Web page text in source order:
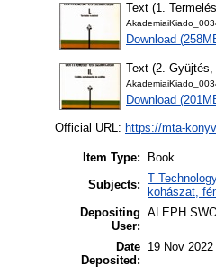
Text (1.
Download
Text (2.
Download
Official URL: https://mta-
Item Type:
Book
Subjects: T
kohászat,
Depositing
User:
ALEPH
Date
Deposited:
19 Nov